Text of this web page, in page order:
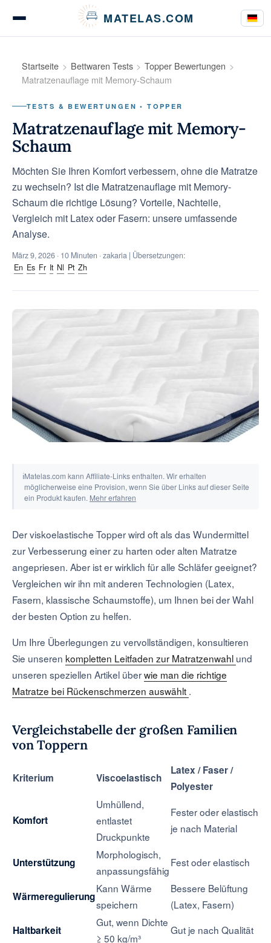
MATELAS.COM
Matratzen Tests & Bewertungen
Kaufberatung
Ratgeber
Startseite Bettwaren Tests
Topper Bewertungen
Matratzenauflage mit Memory-Schaum
TESTS & BEWERTUNGEN • TOPPER
Matratzenauflage mit Memory-
Schaum
Möchten Sie Ihren Komfort verbessern, ohne die Matratze
zu wechseln? Ist die Matratzenauflage mit Memory-
Schaum die richtige Lösung? Vorteile, Nachteile,
Vergleich mit Latex oder Fasern: unsere umfassende
Analyse.
März 9, 2026 · 10 Minuten · zakaria | Übersetzungen:
En Es Fr It Nl Pt Zh
ℹMatelas.com kann Affiliate-Links enthalten. Wir erhalten
möglicherweise eine Provision, wenn Sie über Links auf dieser Seite
ein Produkt kaufen. Mehr erfahren
Der viskoelastische Topper wird oft als das Wundermittel
zur Verbesserung einer zu harten oder alten Matratze
angepriesen. Aber ist er wirklich für alle Schläfer geeignet?
Vergleichen wir ihn mit anderen Technologien (Latex,
Fasern, klassische Schaumstoffe), um Ihnen bei der Wahl
der besten Option zu helfen.
Um Ihre Überlegungen zu vervollständigen, konsultieren
Sie unseren kompletten Leitfaden zur Matratzenwahl und
unseren speziellen Artikel überwie man die richtige
Matratze bei Rückenschmerzen auswählt .
Vergleichstabelle der großen Familien
von Toppern
Kriterium Viscoelastisch
Latex / Faser /
Polyester
Komfort
Umhüllend,
entlastet
Druckpunkte
Fester oder elastisch
je nach Material
Unterstützung
Morphologisch,
anpassungsfähig
Fest oder elastisch
Wärmeregulierung
Kann Wärme
speichern
Bessere Belüftung
(Latex, Fasern)
Haltbarkeit
Gut, wenn Dichte
≥ 50 kg/m³
Gut je nach Qualität
Cookie-Einstellungen